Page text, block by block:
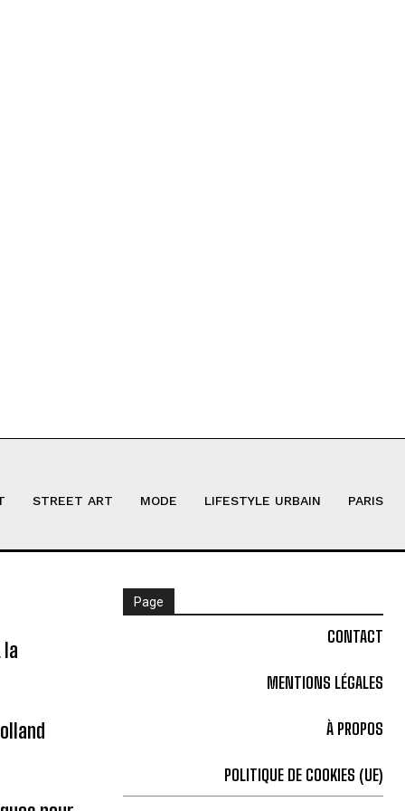
STREET ART MODE LIFESTYLE URBAIN PARIS
la
Page
CONTACT
MENTIONS LÉGALES
À PROPOS
POLITIQUE DE COOKIES (UE)